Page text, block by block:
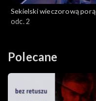
Sekielski wieczorową porą
odc. 2
Polecane